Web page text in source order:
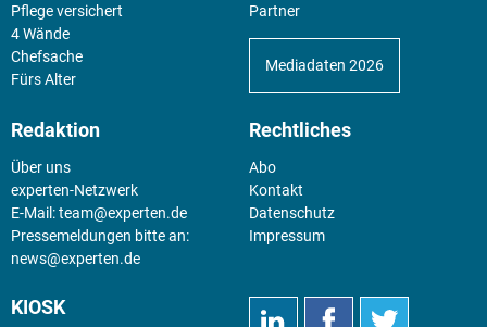
Pflege versichert
4 Wände
Chefsache
Fürs Alter
Partner
Mediadaten 2026
Redaktion
Über uns
experten-Netzwerk
E-Mail:team@experten.de
Pressemeldungen bitte an:
news@experten.de
Rechtliches
Abo
Kontakt
Datenschutz
Impressum
KIOSK